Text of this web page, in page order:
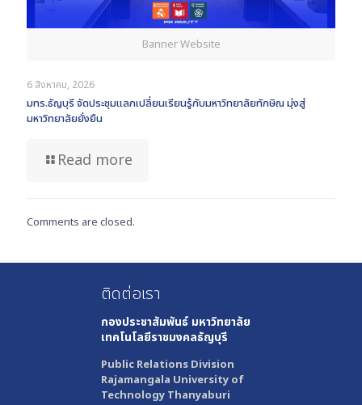
Banner Website
6 สิงหาคม, 2026
มทร.ธัญบุรี จัดประชุมแลกเปลี่ยนเรียนรู้กับมหาวิทยาลัยทักษิณ มุ่งสู่
มหาวิทยาลัยยั่งยืน
Read more
Comments are closed.
ติดต่อเรา
กองประชาสัมพันธ์ มหาวิทยาลัย
เทคโนโลยีราชมงคลธัญบุรี
Public Relations Division
Rajamangala University of
Technology Thanyaburi